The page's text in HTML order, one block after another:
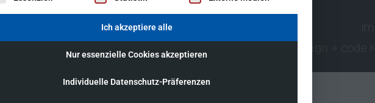
Ich akzeptiere alle
Nur essenzielle Cookies akzeptieren
Individuelle Datenschutz-Präferenzen